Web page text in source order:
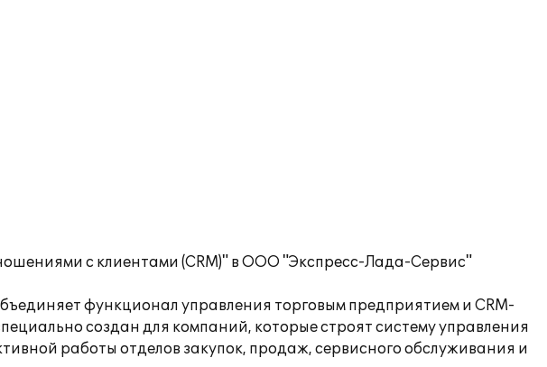
с клиентами (CRM)" в ООО "Экспресс-Лада-Сервис"
функционал управления торговым предприятием и CRM-
создан для компаний, которые строят систему управления
работы отделов закупок, продаж, сервисного обслуживания и